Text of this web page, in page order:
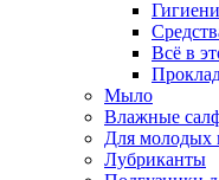
Всё в
Мыло
Влажные
Для молодых
Лубриканты